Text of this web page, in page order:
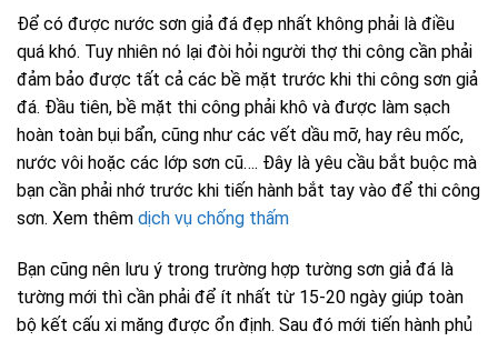
Để có được nước sơn giả đá đẹp nhất không phải là điều
quá khó. Tuy nhiên nó lại đòi hỏi người thợ thi công cần phải
đảm bảo được tất cả các bề mặt trước khi thi công sơn giả
đá. Đầu tiên, bề mặt thi công phải khô và được làm sạch
hoàn toàn bụi bẩn, cũng như các vết dầu mỡ, hay rêu mốc,
nước vôi hoặc các lớp sơn cũ…. Đây là yêu cầu bắt buộc mà
bạn cần phải nhớ trước khi tiến hành bắt tay vào để thi công
sơn. Xem thêm dịch vụ chống thấm
Bạn cũng nên lưu ý trong trường hợp tường sơn giả đá là
tường mới thì cần phải để ít nhất từ 15-20 ngày giúp toàn
bộ kết cấu xi măng được ổn định. Sau đó mới tiến hành phủ